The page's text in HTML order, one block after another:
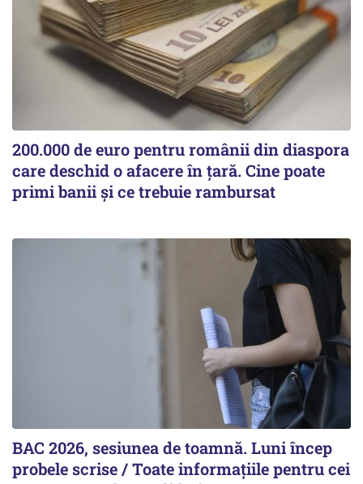
200.000 de euro pentru românii din diaspora
care deschid o afacere în țară. Cine poate
primi banii și ce trebuie rambursat
BAC 2026, sesiunea de toamnă. Luni încep
probele scrise / Toate informațiile pentru cei